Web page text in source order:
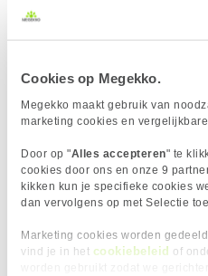
Cookies op Megekko.
Megekko maakt gebruik van
marketing cookies en vergelijkbare
Door op "Alles accepteren" te
cookies door ons en onze 9
kikken kun je specifieke cookies
dan vervolgens op met Selectie
Marketing cookies worden
vind je in het cookiebeleid of
USB-C
Bevestigingsmogelijkheid
voor kabelslot
Portretstand
✖︎
Draaibaar
✖︎
Hoogte verstelbaar
✖︎
Kantelbaar
✓︎
ENERGIE
ACT Monitorarm max 32"
scherm
0 artikelen geselecteerd
✚